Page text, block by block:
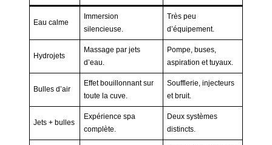
Eau calme
Immersion
silencieuse.
Très peu
d’équipement.
Hydrojets
Massage par jets
d’eau.
Pompe, buses,
aspiration et tuyaux.
Bulles d’air
Effet bouillonnant sur
toute la cuve.
Soufflerie, injecteurs
et bruit.
Jets + bulles
Expérience spa
complète.
Deux systèmes
distincts.